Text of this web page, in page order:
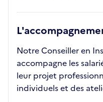
Notre Conseiller en
accompagne les
leur projet
individuels et des